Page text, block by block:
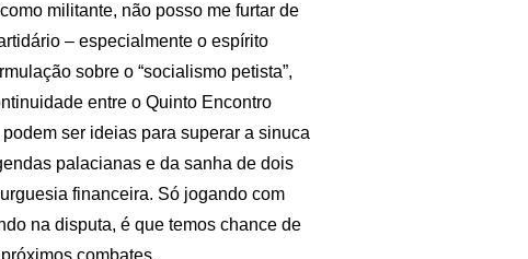
militante, não posso me furtar de
– especialmente o espírito
sobre o “socialismo petista”,
entre o Quinto Encontro
podem ser ideias para superar a sinuca
palacianas e da sanha de dois
financeira. Só jogando com
na disputa, é que temos chance de